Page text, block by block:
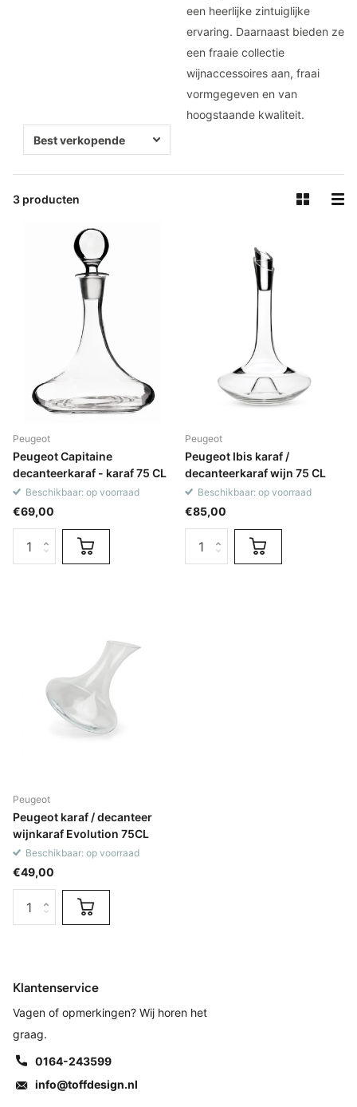
een heerlijke zintuiglijke
ervaring. Daarnaast bieden ze
een fraaie collectie
wijnaccessoires aan, fraai
vormgegeven en van
hoogstaande kwaliteit.
3 producten
Peugeot
Peugeot Capitaine
decanteerkaraf - karaf 75 CL
Beschikbaar: op voorraad
€69,00
Peugeot
Peugeot Ibis karaf /
decanteerkaraf wijn 75 CL
Beschikbaar: op voorraad
€85,00
Peugeot
Peugeot karaf / decanteer
wijnkaraf Evolution 75CL
Beschikbaar: op voorraad
€49,00
Klantenservice
Vagen of opmerkingen? Wij horen het
graag.
0164-243599
info@toffdesign.nl